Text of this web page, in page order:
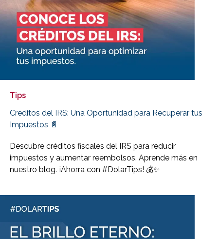
Tips
Creditos del IRS: Una Oportunidad para Recuperar tus
Impuestos 📄
Descubre créditos fiscales del IRS para reducir
impuestos y aumentar reembolsos. Aprende más en
nuestro blog. ¡Ahorra con #DolarTips! 💰✨